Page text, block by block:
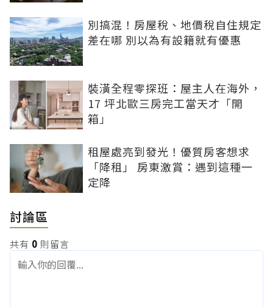
別搞混！房屋稅、地價稅自住規定
差在哪 別以為有設籍就有優惠
裝潢全程零探班：屋主人在海外，
17 坪北歐三房完工當天才「開
箱」
租屋處亮到發光！優質房客想求
「降租」 房東激賞：遇到這種一
定降
討論區
共有 0 則留言